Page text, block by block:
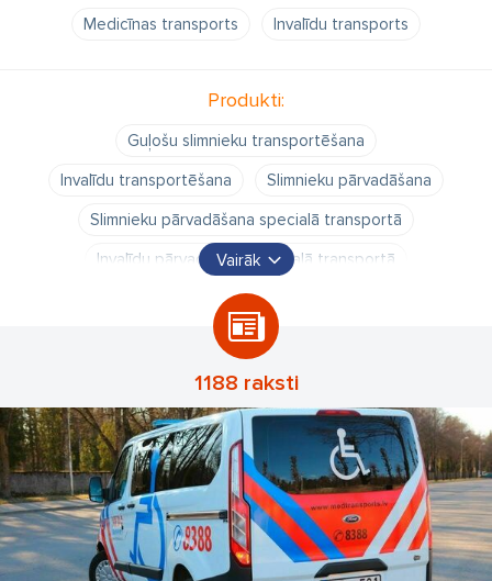
Medicīnas transports Invalīdu transports
Produkti:
Guļošu slimnieku transportēšana
Invalīdu transportēšana
Slimnieku pārvadāšana
Slimnieku pārvadāšana specialā transportā
Invalīdu pārvadāšana specialā transportā
guļošo slimnieku transportēšana
gulošu invalīdu transportēšana
gulošu invalīdu pārvešana
transporta pakalpojumi slimniekiem
transporta pakalpojumi invalīdiem sociālais transports
pacienta transportēšana
slimnieka transportēšana
pārvadāšana no gultas līdz gultai
Transportēšanas pakalpojumi kopā ar palīgiem un
Vairāk
1188 raksti